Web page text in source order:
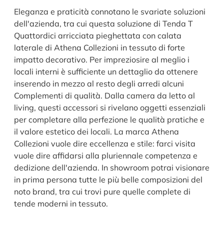
Eleganza e praticità connotano le svariate soluzioni
dell'azienda, tra cui questa soluzione di Tenda T
Quattordici arricciata pieghettata con calata
laterale di Athena Collezioni in tessuto di forte
impatto decorativo. Per impreziosire al meglio i
locali interni è sufficiente un dettaglio da ottenere
inserendo in mezzo al resto degli arredi alcuni
Complementi di qualità. Dalla camera da letto al
living, questi accessori si rivelano oggetti essenziali
per completare alla perfezione le qualità pratiche e
il valore estetico dei locali. La marca Athena
Collezioni vuole dire eccellenza e stile: farci visita
vuole dire affidarsi alla pluriennale competenza e
dedizione dell'azienda. In showroom potrai visionare
in prima persona tutte le più belle composizioni del
noto brand, tra cui trovi pure quelle complete di
tende moderni in tessuto.